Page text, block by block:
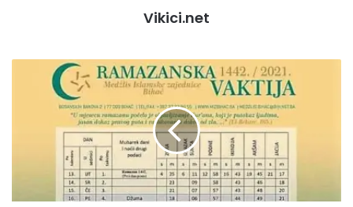
Vikici.net
RAMAZANA
(RAMAZANSKA